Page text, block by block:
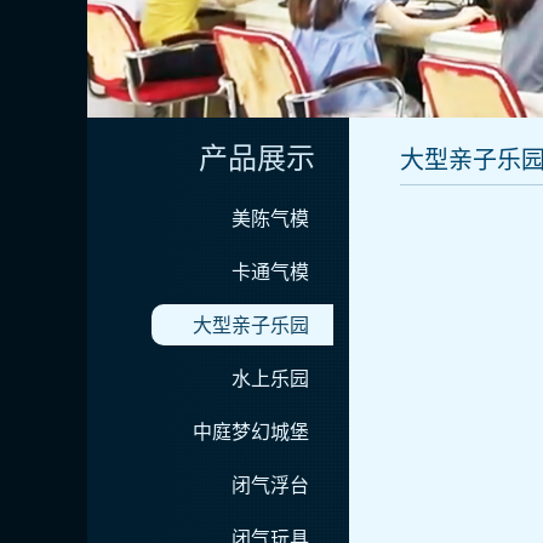
产品展示
美陈气模
卡通气模
大型亲子乐园
水上乐园
中庭梦幻城堡
闭气浮台
闭气玩具
大型亲子乐